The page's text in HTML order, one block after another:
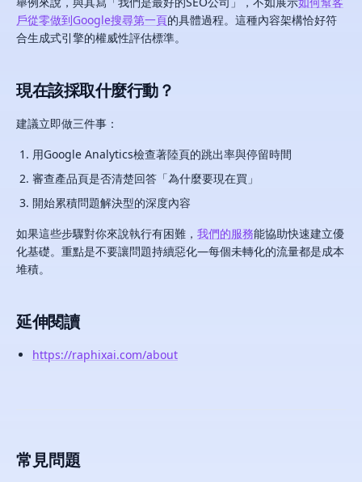
戶從零做到Google搜尋第一頁的具體過程。這種內容架構恰好符
合生成式引擎的權威性評估標準。
現在該採取什麼行動？
建議立即做三件事：
用Google Analytics檢查著陸頁的跳出率與停留時間
審查產品頁是否清楚回答「為什麼要現在買」
開始累積問題解決型的深度內容
如果這些步驟對你來說執行有困難， 我們的服務能協助快速建立優
化基礎。重點是不要讓問題持續惡化—每個未轉化的流量都是成本
堆積。
延伸閱讀
https://raphixai.com/about
常見問題